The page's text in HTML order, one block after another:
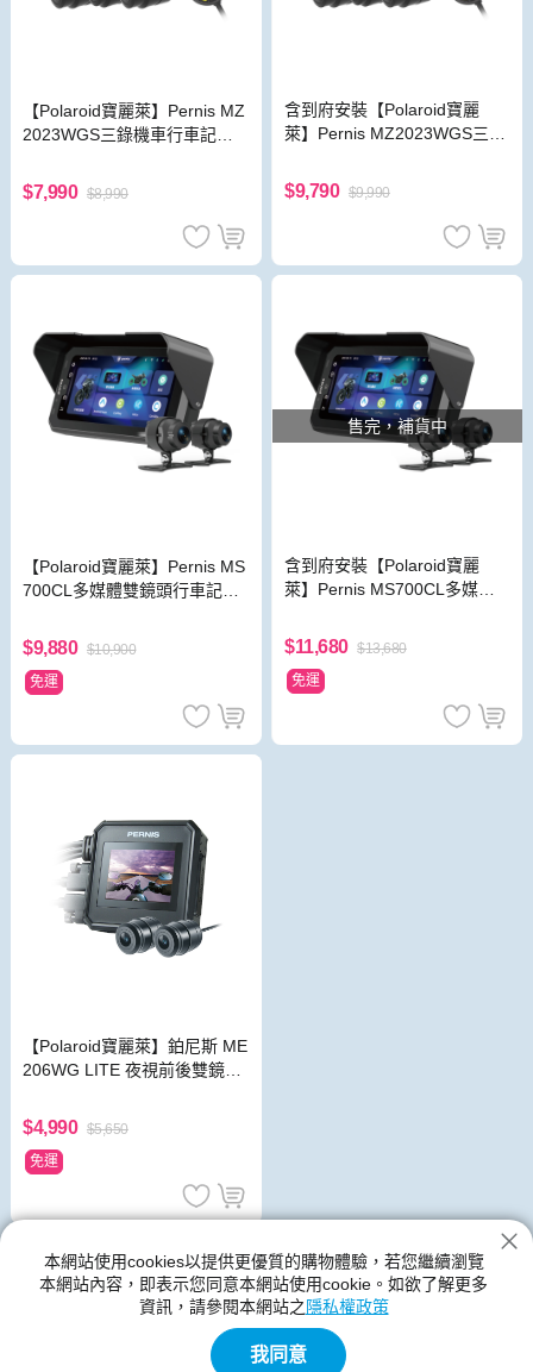
【Polaroid寶麗萊】Pernis MZ
2023WGS三錄機車行車記錄
$7,990 $8,990
含到府安裝【Polaroid寶麗
萊】Pernis MZ2023WGS三錄
車紀錄器
$9,790 $9,990
【Polaroid寶麗萊】Pernis MS
700CL多媒體雙鏡頭行車記錄
錄器)
$9,880 $10,900
免運
售完，補貨中
含到府安裝【Polaroid寶麗
萊】Pernis MS700CL多媒體
托車雙鏡行車紀錄器)
$11,680 $13,680
免運
【Polaroid寶麗萊】鉑尼斯 ME
206WG LITE 夜視前後雙鏡頭
$4,990 $5,650
免運
寶麗萊
神腦生活的寶麗萊館別提供各種類型、尺寸規格、功能、顏色的產
品,寶麗萊的新品與優惠商品都在神腦生活裡
本網站使用cookies以提供更優質的購物體驗，若您繼續瀏覽
本網站內容，即表示您同意本網站使用cookie。如欲了解更多
資訊，請參閱本網站之 隱私權政策
我同意